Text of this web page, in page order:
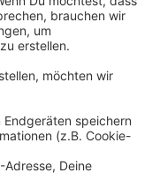
zu
Häuser